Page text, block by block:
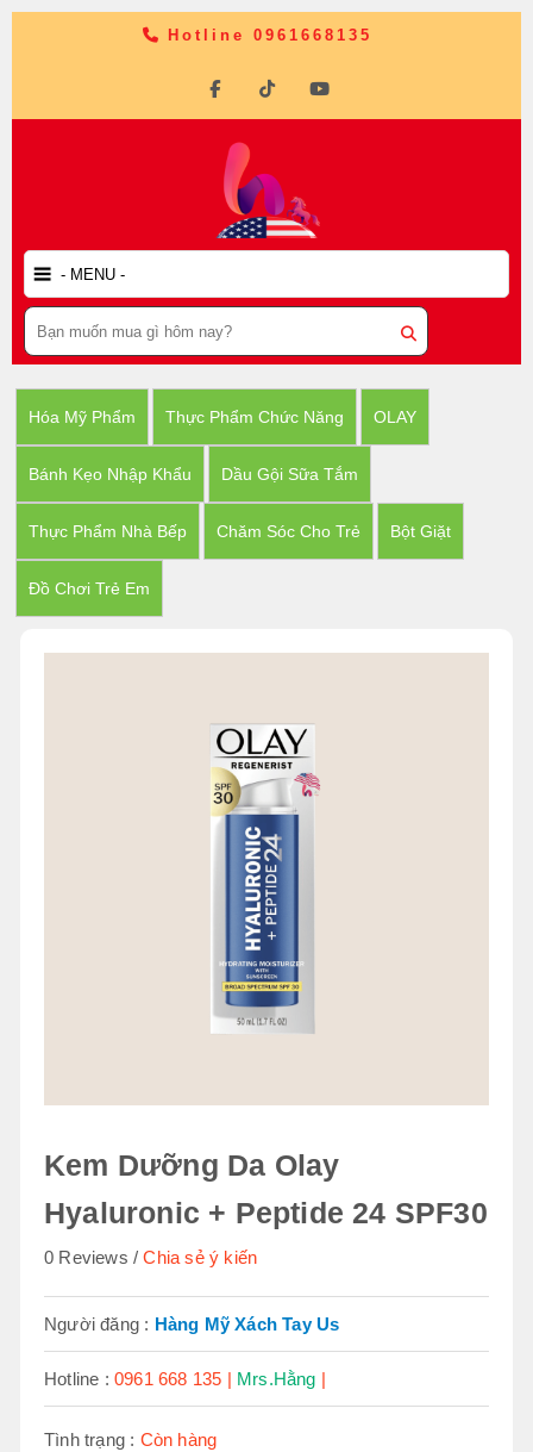
Hotline 0961668135
Hóa Mỹ Phẩm Thực Phẩm Chức Năng OLAY
Bánh Kẹo Nhập Khẩu Dầu Gội Sữa Tắm
Thực Phẩm Nhà Bếp Chăm Sóc Cho Trẻ Bột Giặt
Đồ Chơi Trẻ Em
Kem Dưỡng Da Olay
Hyaluronic + Peptide 24 SPF30
0 Reviews Chia sẻ ý kiến
Người đăng : Hàng Mỹ Xách Tay Us
Hotline :0961 668 135 | Mrs.Hằng |
Tình trạng : Còn hàng